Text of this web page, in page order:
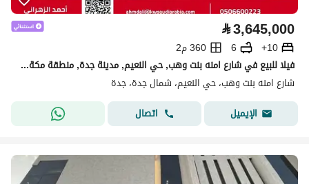
⃁3,645,000
10+
6
360 م2
فيلا للبيع في شارع امنه بنت وهب, حي النعيم, مدينة جدة, منطقة مكة المكرمة
شارع امنه بنت وهب، حي النعيم، شمال جدة، جدة
الإيميل
اتصال